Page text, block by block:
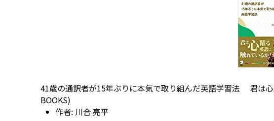
41歳の通訳者が15年ぶりに本気で取り組んだ英語学習法 君は
BOOKS)
作者: 川合 亮平